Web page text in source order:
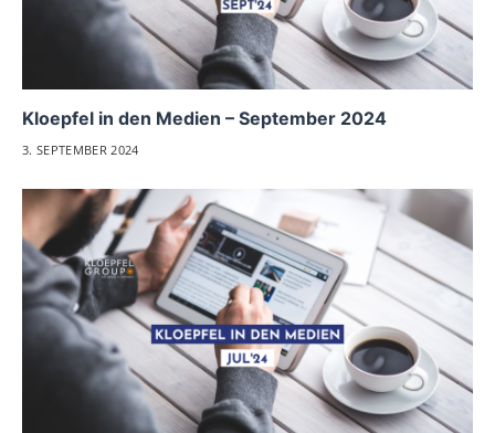
Kloepfel in den Medien – September 2024
3. SEPTEMBER 2024